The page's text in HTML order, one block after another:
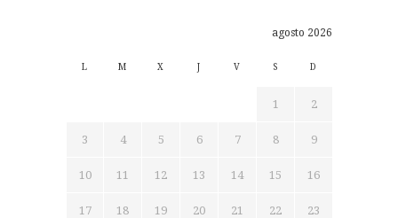
agosto 2026
L M X J V S D
1 2
3 4 5 6 7 8 9
10 11 12 13 14 15 16
17 18 19 20 21 22 23